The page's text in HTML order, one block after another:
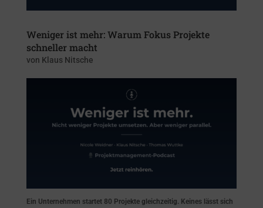
Weniger ist mehr: Warum Fokus Projekte
schneller macht
von Klaus Nitsche
Ein Unternehmen startet 80 Projekte gleichzeitig. Keines lässt sich